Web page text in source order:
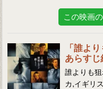
この映画
「誰よ
あらすじ
誰よりも
カ,イギリ